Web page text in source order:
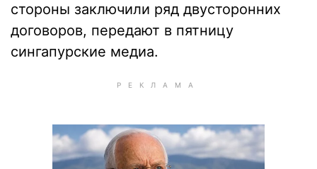
стороны заключили ряд двусторонних
договоров, передают в пятницу
сингапурские медиа.